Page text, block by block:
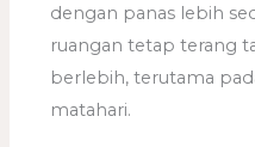
dengan panas lebih
ruangan tetap terang
berlebih, terutama
matahari.